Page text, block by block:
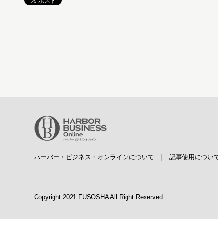
ハーバー・ビジネス・オンラインについて 記事使用につい
Copyright 2021 FUSOSHA All Right Reserved.